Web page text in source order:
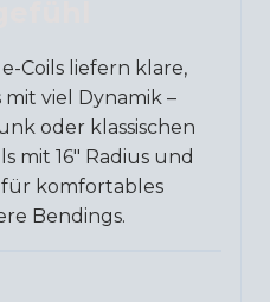
Coils liefern klare,
viel Dynamik –
oder klassischen
mit 16″ Radius und
komfortables
Bendings.